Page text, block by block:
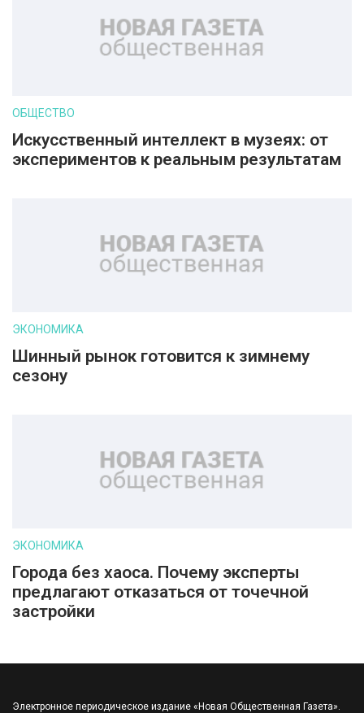
ОБЩЕСТВО
Искусственный интеллект в музеях: от
экспериментов к реальным результатам
ЭКОНОМИКА
Шинный рынок готовится к зимнему
сезону
ЭКОНОМИКА
Города без хаоса. Почему эксперты
предлагают отказаться от точечной
застройки
Электронное периодическое издание «Новая Общественная Газета».